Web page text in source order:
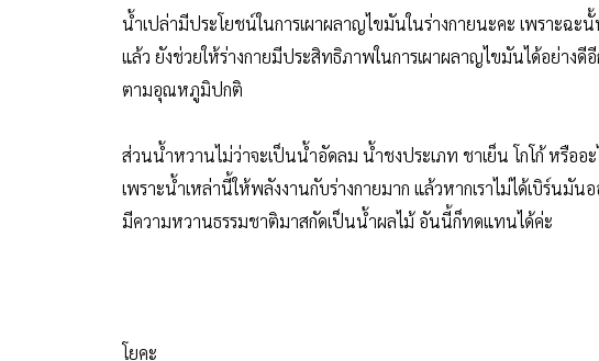
น้ำเปล่ามีประโยชน์ในการเผาผลาญไขมันในร่างกายนะคะ เพราะฉ
แล้ว ยังช่วยให้ร่างกายมีประสิทธิภาพในการเผาผลาญไขมันได้อย่างดี
ตามอุณหภูมิปกติ
ส่วนน้ำหวานไม่ว่าจะเป็นน้ำอัดลม น้ำชงประเภท ชาเย็น โกโก้ หรือ
เพราะน้ำเหล่านี้ให้พลังงานกับร่างกายมาก แล้วหากเราไม่ได้เบิร์นมั
มีความหวานธรรมชาติมาสกัดเป็นน้ำผลไม้ อันนี้ก็ทดแทนได้ค่ะ
โยคะ